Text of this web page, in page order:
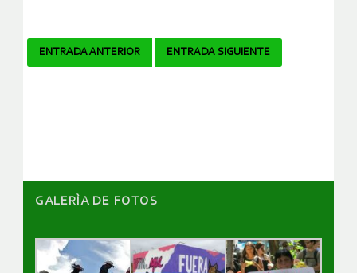
Navegador
ENTRADA ANTERIOR ENTRADA SIGUIENTE
GALERÌA DE FOTOS